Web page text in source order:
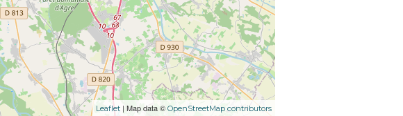
Leaflet | Map data © OpenStreetMap contributors